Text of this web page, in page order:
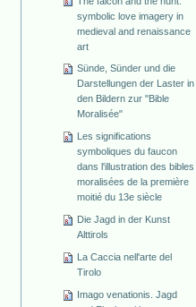
symbolic love imagery in
medieval and renaissance
art
Sünde, Sünder und die
Darstellungen der Laster in
den Bildern zur "Bible
Moralisée"
Les significations
symboliques du faucon
dans l'illustration des bibles
moralisées de la première
moitié du 13e siècle
Die Jagd in der Kunst
Alttirols
La Caccia nell'arte del
Tirolo
Imago venationis. Jagd